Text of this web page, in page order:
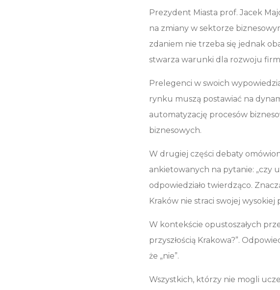
Prezydent Miasta prof. Jacek
na zmiany w sektorze
zdaniem nie trzeba się jednak
stwarza warunki dla rozwoju
Prelegenci w swoich
rynku muszą postawiać na
automatyzację procesów
biznesowych.
W drugiej części debaty
ankietowanych na pytanie: „czy
odpowiedziało twierdząco.
Kraków nie straci swojej
W kontekście opustoszałych
przyszłością Krakowa?”.
że „nie”.
Wszystkich, którzy nie mogli